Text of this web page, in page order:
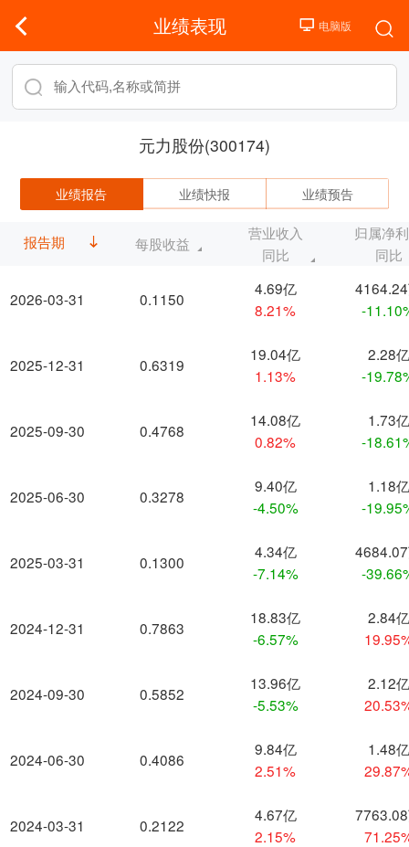
业绩表现
元力股份(300174)
业绩报告 业绩快报 业绩预告
报告期
2026-03-31
2025-12-31
2025-09-30
2025-06-30
2025-03-31
2024-12-31
2024-09-30
2024-06-30
2024-03-31
每股收益
营业收入
同比
归属净
同比
0.1150
4.69亿
8.21%
-
0.6319
19.04亿
1.13%
2.28亿
-
0.4768
14.08亿
0.82%
1.73亿
-
0.3278
9.40亿
-4.50%
1.18亿
-
0.1300
4.34亿
-7.14%
-
0.7863
18.83亿
-6.57%
2.84亿
0.5852
13.96亿
-5.53%
2.12亿
0.4086
9.84亿
2.51%
1.48亿
0.2122
4.67亿
2.15%